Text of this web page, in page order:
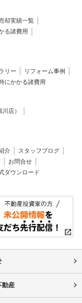
却実績一覧
る諸費用
リー
リフォーム事例
にかかる諸費用
店）
介
スタッフブログ
お問合せ
ダウンロード
動産